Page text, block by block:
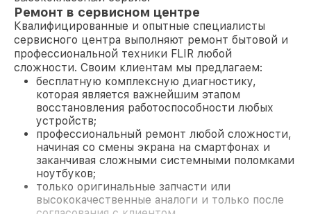
Ремонт в сервисном центре
Квалифицированные и опытные специалисты
сервисного центра выполняют ремонт бытовой и
профессиональной техники FLIR любой
сложности. Своим клиентам мы предлагаем:
бесплатную комплексную диагностику,
которая является важнейшим этапом
восстановления работоспособности любых
устройств;
профессиональный ремонт любой сложности,
начиная со смены экрана на смартфонах и
заканчивая сложными системными поломками
ноутбуков;
только оригинальные запчасти или
высококачественные аналоги и только после